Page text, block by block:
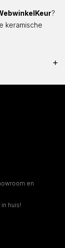
?
keramische
en
huis!